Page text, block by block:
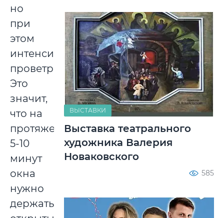
но
при
этом
интенсивное
проветривание.
Это
значит,
что на
протяжении
5-10
минут
окна
нужно
держать
ВЫСТАВКИ
Выставка театрального
художника Валерия
Новаковского
585